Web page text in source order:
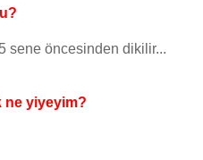
sene öncesinden dikilir...
ne yiyeyim?